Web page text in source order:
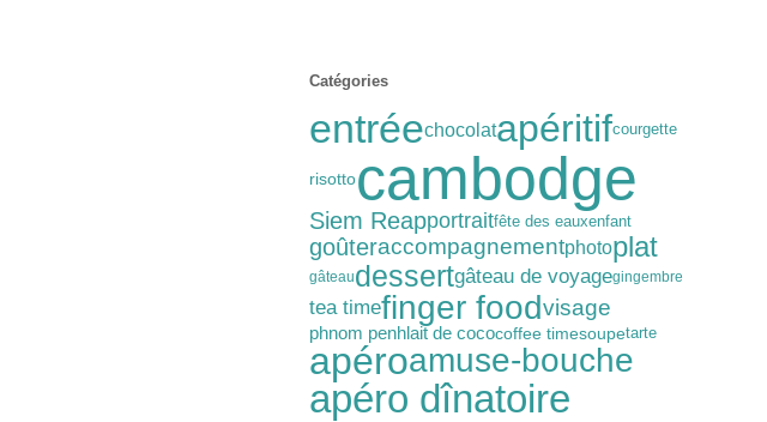
Catégories
entréechocolatapéritifcourgette
risottocambodge
Siem Reapportraitfête des eauxenfant
goûteraccompagnementphotoplat
gâteaudessertgâteau de voyagegingembre
tea timefinger foodvisage
phnom penhlait de cococoffee timesoupetarte
apéroamuse-bouche
apéro dînatoire